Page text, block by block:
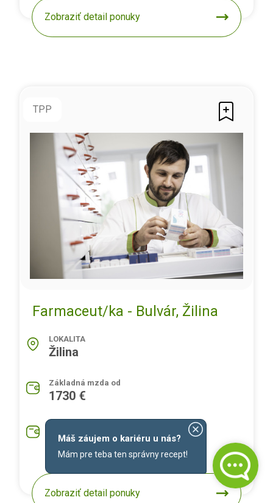
Zobraziť detail ponuky
TPP
Farmaceut/ka - Bulvár, Žilina
LOKALITA
Žilina
Základná mzda od
1730 €
1930 €
Zobraziť detail ponuky
Máš záujem o kariéru u nás?
Mám pre teba ten správny recept!